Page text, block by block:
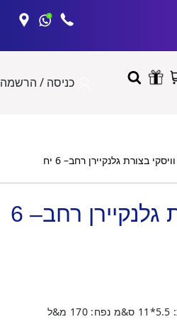
כניסה / הרשמה
בצורת גלנקיירן רחב– 6 יח
סט כוסות וויסקי בצורת גלנקיירן רחב– 6